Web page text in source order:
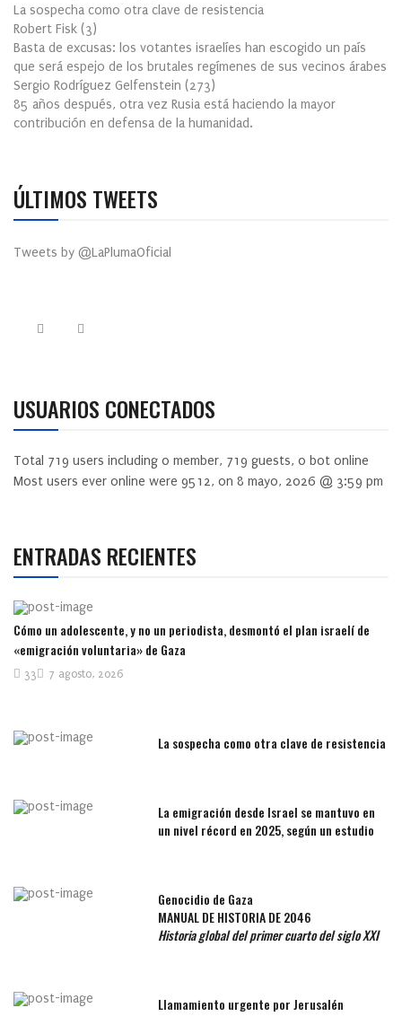
La sospecha como otra clave de resistencia
Robert Fisk (3)
Basta de excusas: los votantes israelíes han escogido un país
que será espejo de los brutales regímenes de sus vecinos árabes
Sergio Rodríguez Gelfenstein (273)
85 años después, otra vez Rusia está haciendo la mayor
contribución en defensa de la humanidad.
ÚLTIMOS TWEETS
Tweets by @LaPlumaOficial
USUARIOS CONECTADOS
Total 719 users including 0 member, 719 guests, 0 bot online
Most users ever online were 9512, on 8 mayo, 2026 @ 3:59 pm
ENTRADAS RECIENTES
Cómo un adolescente, y no un periodista, desmontó el plan israelí de
«emigración voluntaria» de Gaza
7 agosto, 2026
33
La sospecha como otra clave de resistencia
La emigración desde Israel se mantuvo en
un nivel récord en 2025, según un estudio
Genocidio de Gaza
MANUAL DE HISTORIA DE 2046
Historia global del primer cuarto del siglo XXI
Llamamiento urgente por Jerusalén